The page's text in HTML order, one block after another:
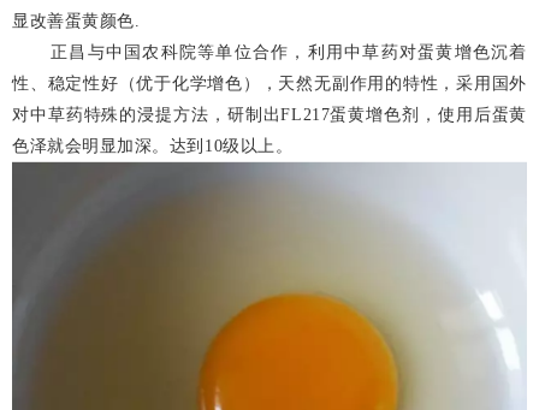
显改善蛋黄颜色.
正昌与中国农科院等单位合作，利用中草药对蛋黄增色沉着
性、稳定性好（优于化学增色），天然无副作用的特性，采用国外
对中草药特殊的浸提方法，研制出FL217蛋黄增色剂，使用后蛋黄
色泽就会明显加深。达到10级以上。